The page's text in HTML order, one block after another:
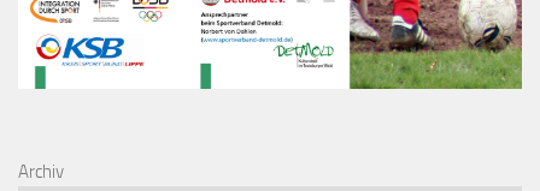
Archiv